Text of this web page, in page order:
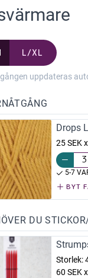
L/XL
uppdateras
Drops
25 SEK
5-7
BYT
DU
Storlek:
60 SEK